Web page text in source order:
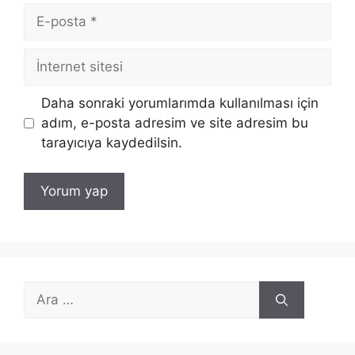
posta
İnternet
sitesi
Daha sonraki yorumlarımda kullanılması için
adım, e-posta adresim ve site adresim bu
tarayıcıya kaydedilsin.
için